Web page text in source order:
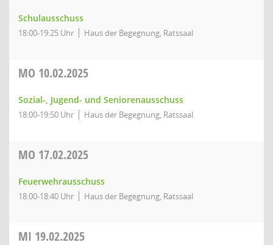
Schulausschuss
18:00-19:25 Uhr Haus der Begegnung, Ratssaal
MO 10.02.2025
Sozial-, Jugend- und Seniorenausschuss
18:00-19:50 Uhr Haus der Begegnung, Ratssaal
MO 17.02.2025
Feuerwehrausschuss
18:00-18:40 Uhr Haus der Begegnung, Ratssaal
MI 19.02.2025